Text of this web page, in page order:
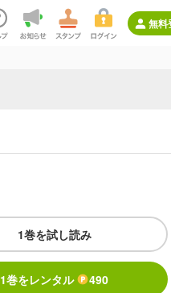
無料
1巻を試し読み
1巻をレンタル 490